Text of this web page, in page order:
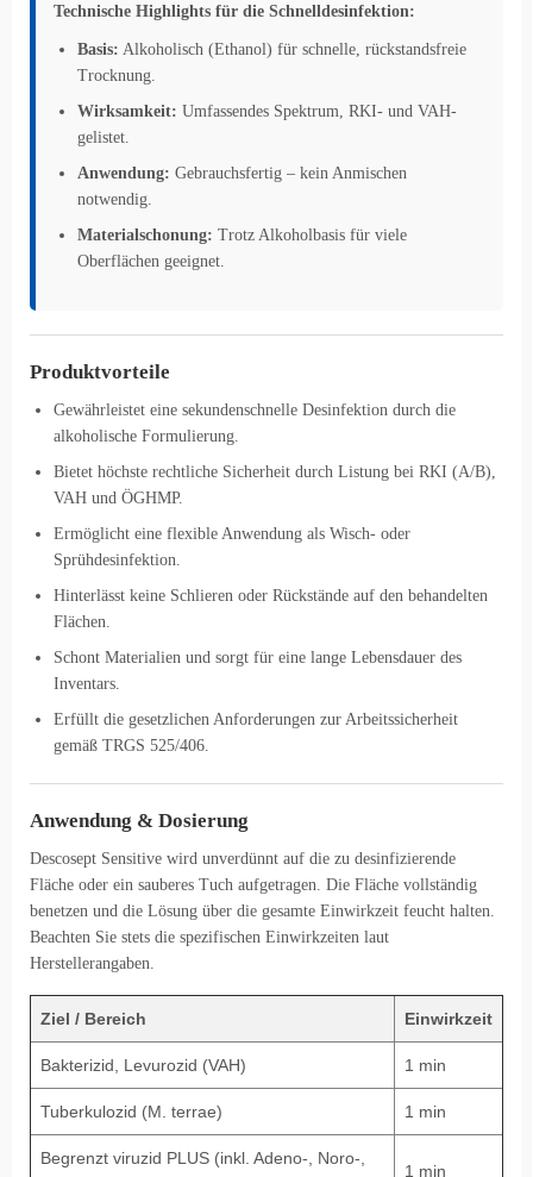
Technische Highlights für die Schnelldesinfektion:
Basis: Alkoholisch (Ethanol) für schnelle, rückstandsfreie
Trocknung.
Wirksamkeit: Umfassendes Spektrum, RKI- und VAH-
gelistet.
Anwendung: Gebrauchsfertig – kein Anmischen
notwendig.
Materialschonung: Trotz Alkoholbasis für viele
Oberflächen geeignet.
Produktvorteile
Gewährleistet eine sekundenschnelle Desinfektion durch die
alkoholische Formulierung.
Bietet höchste rechtliche Sicherheit durch Listung bei RKI (A/B),
VAH und ÖGHMP.
Ermöglicht eine flexible Anwendung als Wisch- oder
Sprühdesinfektion.
Hinterlässt keine Schlieren oder Rückstände auf den behandelten
Flächen.
Schont Materialien und sorgt für eine lange Lebensdauer des
Inventars.
Erfüllt die gesetzlichen Anforderungen zur Arbeitssicherheit
gemäß TRGS 525/406.
Anwendung & Dosierung
Descosept Sensitive wird unverdünnt auf die zu desinfizierende
Fläche oder ein sauberes Tuch aufgetragen. Die Fläche vollständig
benetzen und die Lösung über die gesamte Einwirkzeit feucht halten.
Beachten Sie stets die spezifischen Einwirkzeiten laut
Herstellerangaben.
Ziel / Bereich Einwirkzeit
Bakterizid, Levurozid (VAH) 1 min
Tuberkulozid (M. terrae) 1 min
Begrenzt viruzid PLUS (inkl. Adeno-, Noro-,
1 min